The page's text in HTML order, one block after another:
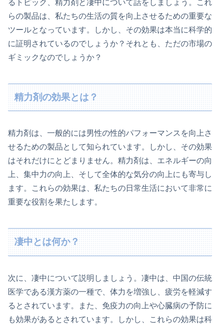
るトピック、精力剤と凄中について話をしましょう。これ
らの製品は、私たちの生活の質を向上させるための重要な
ツールとなっています。しかし、その効果は本当に科学的
に証明されているのでしょうか？それとも、ただの市場の
ギミックなのでしょうか？
精力剤の効果とは？
精力剤は、一般的には男性の性的パフォーマンスを向上さ
せるための製品として知られています。しかし、その効果
はそれだけにとどまりません。精力剤は、エネルギーの向
上、集中力の向上、そして全体的な気分の向上にも寄与し
ます。これらの効果は、私たちの日常生活において非常に
重要な役割を果たします。
凄中とは何か？
次に、凄中について説明しましょう。凄中は、中国の伝統
医学である漢方薬の一種で、体力を増強し、疲労を軽減す
るとされています。また、免疫力の向上や心臓病の予防に
も効果があるとされています。しかし、これらの効果は科